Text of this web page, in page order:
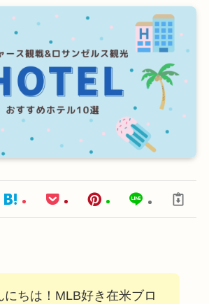
にちは！MLB好き在米ブロ